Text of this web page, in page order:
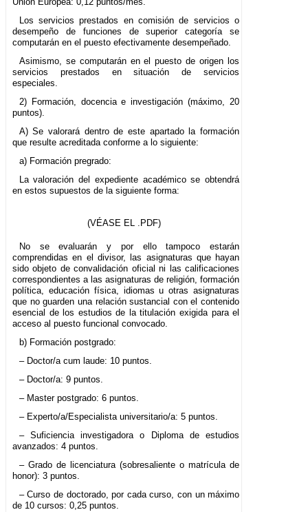
Los servicios prestados en comisión de servicios o
desempeño de funciones de superior categoría se
computarán en el puesto efectivamente desempeñado.
Asimismo, se computarán en el puesto de origen los
servicios prestados en situación de servicios
especiales.
2) Formación, docencia e investigación (máximo, 20
puntos).
A) Se valorará dentro de este apartado la formación
que resulte acreditada conforme a lo siguiente:
a) Formación pregrado:
La valoración del expediente académico se obtendrá
en estos supuestos de la siguiente forma:
(VÉASE EL .PDF)
No se evaluarán y por ello tampoco estarán
comprendidas en el divisor, las asignaturas que hayan
sido objeto de convalidación oficial ni las calificaciones
correspondientes a las asignaturas de religión, formación
política, educación física, idiomas u otras asignaturas
que no guarden una relación sustancial con el contenido
esencial de los estudios de la titulación exigida para el
acceso al puesto funcional convocado.
b) Formación postgrado:
– Doctor/a cum laude: 10 puntos.
– Doctor/a: 9 puntos.
– Master postgrado: 6 puntos.
– Experto/a/Especialista universitario/a: 5 puntos.
– Suficiencia investigadora o Diploma de estudios
avanzados: 4 puntos.
– Grado de licenciatura (sobresaliente o matrícula de
honor): 3 puntos.
– Curso de doctorado, por cada curso, con un máximo
de 10 cursos: 0,25 puntos.